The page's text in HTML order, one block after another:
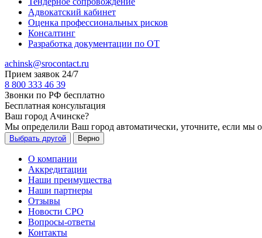
Адвокатский кабинет
Оценка профессиональных рисков
Консалтинг
Разработка документации по ОТ
achinsk@srocontact.ru
Прием заявок 24/7
8 800 333 46 39
Звонки по РФ бесплатно
Бесплатная консультация
Ваш город Ачинске?
Мы определили Ваш город автоматически, уточните, если мы
Выбрать другой Верно
О компании
Аккредитации
Наши преимущества
Наши партнеры
Отзывы
Новости СРО
Вопросы-ответы
Контакты